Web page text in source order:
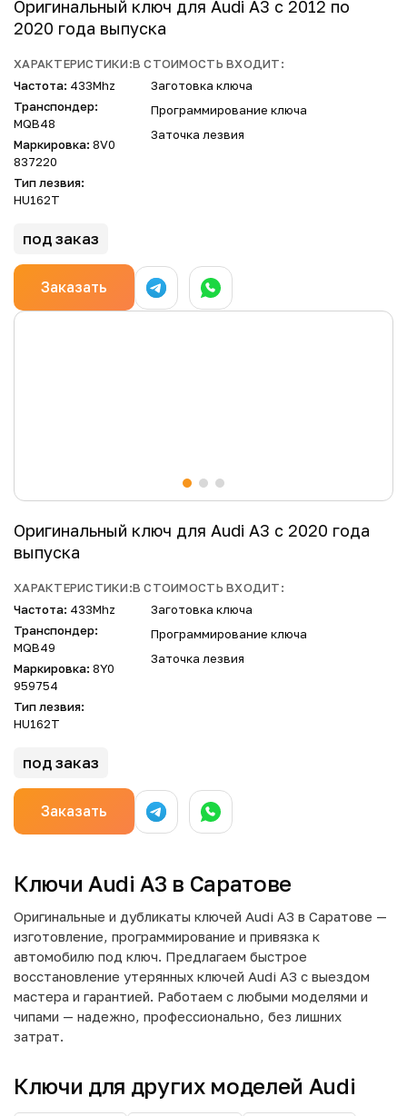
Оригинальный ключ для Audi A3 с 2012 по
2020 года выпуска
ХАРАКТЕРИСТИКИ:
Частота: 433Mhz
Транспондер:
MQB48
Маркировка: 8V0
837220
Тип лезвия:
HU162T
В СТОИМОСТЬ ВХОДИТ:
Заготовка ключа
Программирование ключа
Заточка лезвия
под заказ
Заказать
Оригинальный ключ для Audi A3 с 2020 года
выпуска
ХАРАКТЕРИСТИКИ:
Частота: 433Mhz
Транспондер:
MQB49
Маркировка: 8Y0
959754
Тип лезвия:
HU162T
В СТОИМОСТЬ ВХОДИТ:
Заготовка ключа
Программирование ключа
Заточка лезвия
под заказ
Заказать
Ключи Audi A3 в Саратове
Оригинальные и дубликаты ключей Audi A3 в Саратове —
изготовление, программирование и привязка к
автомобилю под ключ. Предлагаем быстрое
восстановление утерянных ключей Audi A3 с выездом
мастера и гарантией. Работаем с любыми моделями и
чипами — надежно, профессионально, без лишних
затрат.
Ключи для других моделей Audi